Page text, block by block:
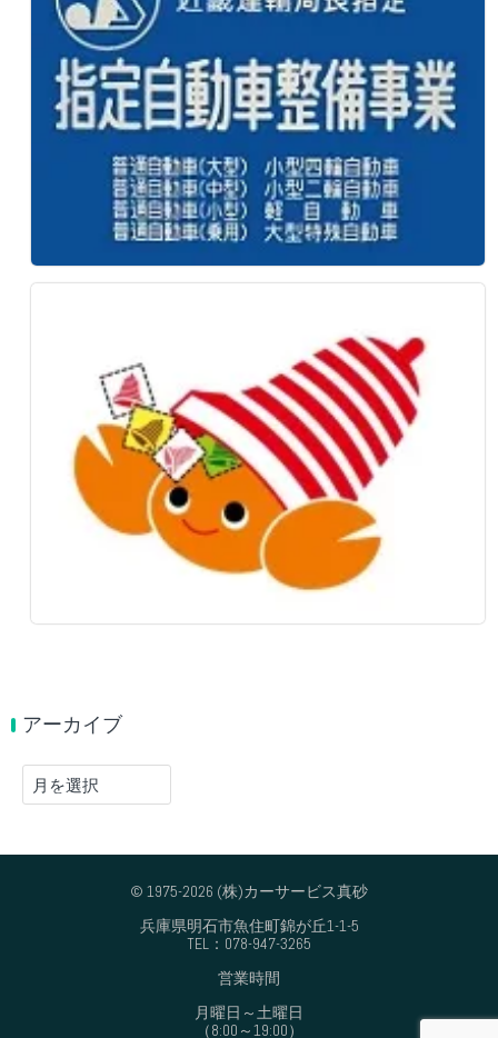
アーカイブ
ア
ー
イ
© 1975-2026 (株)カーサービス真砂
兵庫県明石市魚住町錦が丘1-1-5
TEL：078-947-3265
営業時間
月曜日～土曜日
（8:00～19:00）